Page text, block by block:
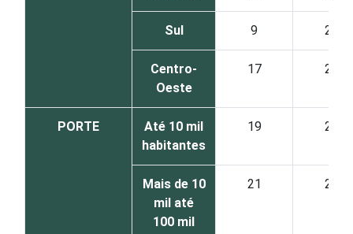
Sul 9 29
Centro-
Oeste
17 28
PORTE
Até 10 mil
habitantes
19 27
Mais de 10
mil até
100 mil
21 27